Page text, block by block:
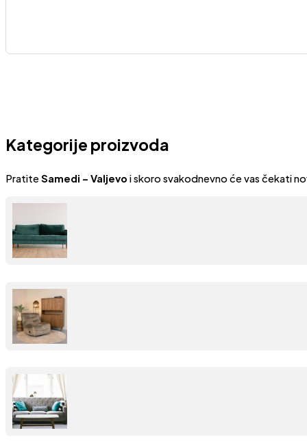
Kategorije proizvoda
PratiteSamedi – Valjevoi skoro svakodnevno će vas čekati